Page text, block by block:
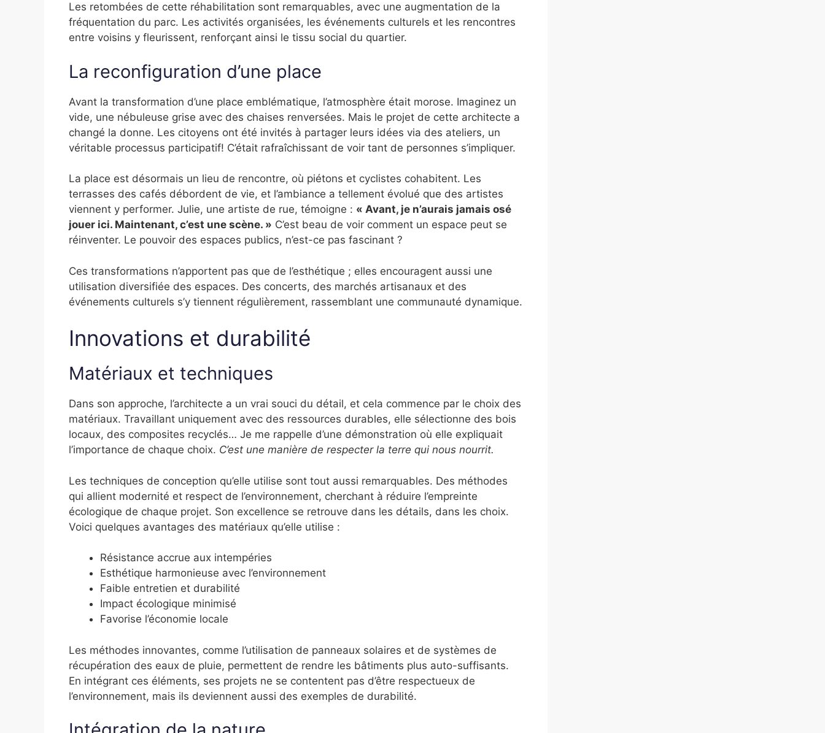
Les retombées de cette réhabilitation sont remarquables, avec une augmentation de la
fréquentation du parc. Les activités organisées, les événements culturels et les rencontres
entre voisins y fleurissent, renforçant ainsi le tissu social du quartier.
La reconfiguration d’une place
Avant la transformation d’une place emblématique, l’atmosphère était morose. Imaginez un
vide, une nébuleuse grise avec des chaises renversées. Mais le projet de cette architecte a
changé la donne. Les citoyens ont été invités à partager leurs idées via des ateliers, un
véritable processus participatif! C’était rafraîchissant de voir tant de personnes s’impliquer.
La place est désormais un lieu de rencontre, où piétons et cyclistes cohabitent. Les
terrasses des cafés débordent de vie, et l’ambiance a tellement évolué que des artistes
viennent y performer. Julie, une artiste de rue, témoigne : « Avant, je n’aurais jamais osé
jouer ici. Maintenant, c’est une scène. » C’est beau de voir comment un espace peut se
réinventer. Le pouvoir des espaces publics, n’est-ce pas fascinant ?
Ces transformations n’apportent pas que de l’esthétique ; elles encouragent aussi une
utilisation diversifiée des espaces. Des concerts, des marchés artisanaux et des
événements culturels s’y tiennent régulièrement, rassemblant une communauté dynamique.
Innovations et durabilité
Matériaux et techniques
Dans son approche, l’architecte a un vrai souci du détail, et cela commence par le choix des
matériaux. Travaillant uniquement avec des ressources durables, elle sélectionne des bois
locaux, des composites recyclés… Je me rappelle d’une démonstration où elle expliquait
l’importance de chaque choix. C’est une manière de respecter la terre qui nous nourrit.
Les techniques de conception qu’elle utilise sont tout aussi remarquables. Des méthodes
qui allient modernité et respect de l’environnement, cherchant à réduire l’empreinte
écologique de chaque projet. Son excellence se retrouve dans les détails, dans les choix.
Voici quelques avantages des matériaux qu’elle utilise :
Résistance accrue aux intempéries
Esthétique harmonieuse avec l’environnement
Faible entretien et durabilité
Impact écologique minimisé
Favorise l’économie locale
Les méthodes innovantes, comme l’utilisation de panneaux solaires et de systèmes de
récupération des eaux de pluie, permettent de rendre les bâtiments plus auto-suffisants.
En intégrant ces éléments, ses projets ne se contentent pas d’être respectueux de
l’environnement, mais ils deviennent aussi des exemples de durabilité.